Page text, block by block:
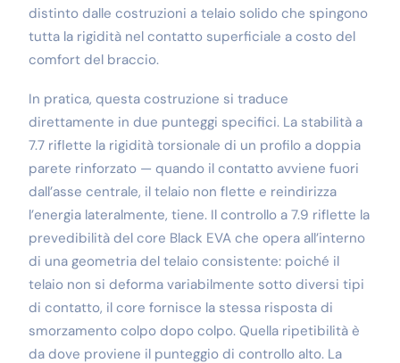
distinto dalle costruzioni a telaio solido che spingono
tutta la rigidità nel contatto superficiale a costo del
comfort del braccio.
In pratica, questa costruzione si traduce
direttamente in due punteggi specifici. La stabilità a
7.7 riflette la rigidità torsionale di un profilo a doppia
parete rinforzato — quando il contatto avviene fuori
dall’asse centrale, il telaio non flette e reindirizza
l’energia lateralmente, tiene. Il controllo a 7.9 riflette la
prevedibilità del core Black EVA che opera all’interno
di una geometria del telaio consistente: poiché il
telaio non si deforma variabilmente sotto diversi tipi
di contatto, il core fornisce la stessa risposta di
smorzamento colpo dopo colpo. Quella ripetibilità è
da dove proviene il punteggio di controllo alto. La